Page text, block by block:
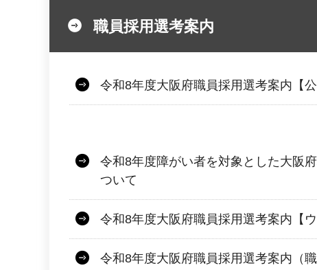
職員採用選考案内
令和8年度大阪府職員採用選考案内【公
令和8年度障がい者を対象とした大阪
ついて
令和8年度大阪府職員採用選考案内【
令和8年度大阪府職員採用選考案内（職